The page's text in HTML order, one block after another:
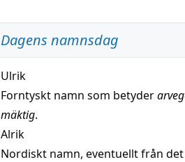
Dagens namnsdag
Ulrik
Forntyskt namn som betyder
mäktig.
Alrik
Nordiskt namn, eventuellt från